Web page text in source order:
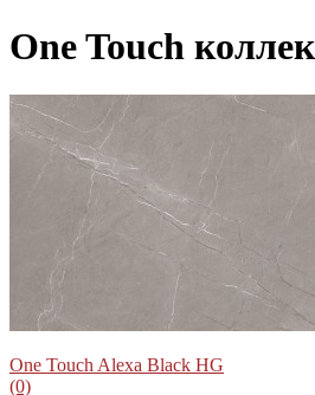
One Touch
One Touch Alexa Black HG
(0)